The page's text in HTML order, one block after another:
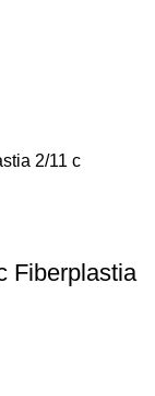
Fiberplastia